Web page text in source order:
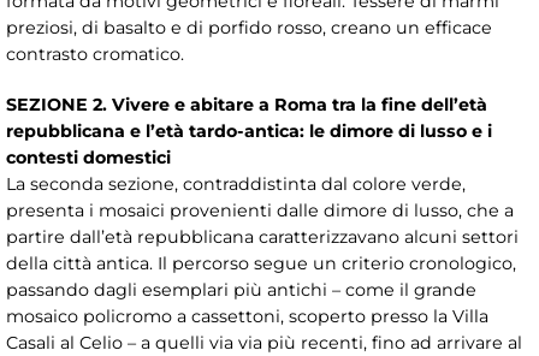
preziosi, di basalto e di porfido rosso, creano un efficace
contrasto cromatico.
SEZIONE 2. Vivere e abitare a Roma tra la fine dell’età
repubblicana e l’età tardo-antica: le dimore di lusso e i
contesti domestici
La seconda sezione, contraddistinta dal colore verde,
presenta i mosaici provenienti dalle dimore di lusso, che a
partire dall’età repubblicana caratterizzavano alcuni settori
della città antica. Il percorso segue un criterio cronologico,
passando dagli esemplari più antichi – come il grande
mosaico policromo a cassettoni, scoperto presso la Villa
Casali al Celio – a quelli via via più recenti, fino ad arrivare al